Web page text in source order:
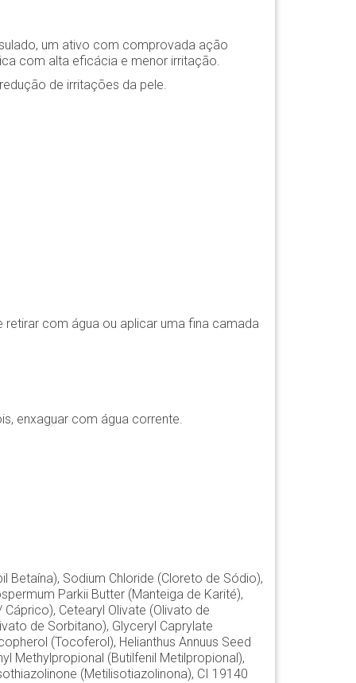
um ativo com comprovada ação
com alta eficácia e menor irritação.
de irritações da pele.
com água ou aplicar uma fina camada
enxaguar com água corrente.
Sodium Chloride (Cloreto de Sódio),
Parkii Butter (Manteiga de Karité),
Cetearyl Olivate (Olivato de
de Sorbitano), Glyceryl Caprylate
(Tocoferol), Helianthus Annuus Seed
Methylpropional (Butilfenil Metilpropional),
(Metilisotiazolinona), CI 19140